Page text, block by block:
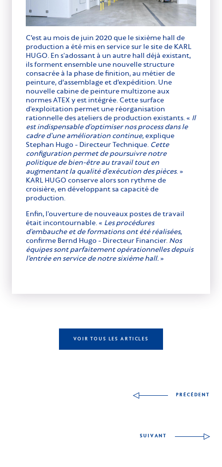
C’est au mois de juin 2020 que le sixième hall de
production a été mis en service sur le site de KARL
HUGO. En s'adossant à un autre hall déjà existant,
ils forment ensemble une nouvelle structure
consacrée à la phase de finition, au métier de
peinture, d’assemblage et d’expédition. Une
nouvelle cabine de peinture multizone aux
normes ATEX y est intégrée. Cette surface
d'exploitation permet une réorganisation
rationnelle des ateliers de production existants. « Il
est indispensable d'optimiser nos process dans le
cadre d'une amélioration continue, explique
Stephan Hugo - Directeur Technique. Cette
configuration permet de poursuivre notre
politique de bien-être au travail tout en
augmentant la qualité d'exécution des pièces. »
KARL HUGO conserve alors son rythme de
croisière, en développant sa capacité de
production.
Enfin, l'ouverture de nouveaux postes de travail
était incontournable. « Les procédures
d'embauche et de formations ont été réalisées,
confirme Bernd Hugo - Directeur Financier. Nos
équipes sont parfaitement opérationnelles depuis
l’entrée en service de notre sixième hall. »
VOIR TOUS LES ARTICLES
PRÉCÉDENT
SUIVANT